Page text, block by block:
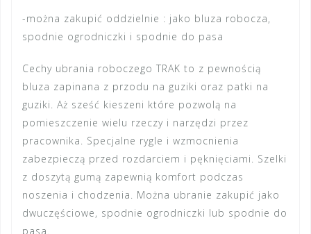
-można zakupić oddzielnie : jako bluza robocza,
spodnie ogrodniczki i spodnie do pasa
Cechy ubrania roboczego TRAK to z pewnością
bluza zapinana z przodu na guziki oraz patki na
guziki. Aż sześć kieszeni które pozwolą na
pomieszczenie wielu rzeczy i narzędzi przez
pracownika. Specjalne rygle i wzmocnienia
zabezpieczą przed rozdarciem i pęknięciami. Szelki
z doszytą gumą zapewnią komfort podczas
noszenia i chodzenia. Można ubranie zakupić jako
dwuczęściowe, spodnie ogrodniczki lub spodnie do
pasa.